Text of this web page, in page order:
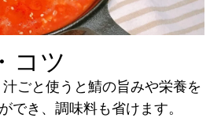
コツ
ごと使うと鯖の旨みや栄養を
でき、調味料も省けます。